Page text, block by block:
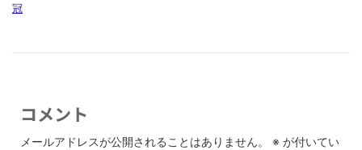
冠
コメント
メールアドレスが公開されることはありません。 ※ が付いてい